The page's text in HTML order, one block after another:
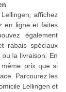
affichez
en ligne et faites
également
rabais spéciaux
la livraison. En
prix que si
Parcourez les
Lellingen et